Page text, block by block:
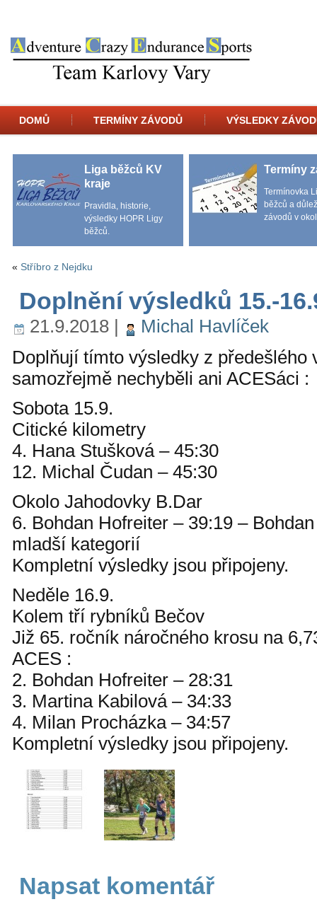
DOMŮ TERMÍNY ZÁVODŮ VÝSLEDKY
Liga běžců KV
kraje
Pravidla, historie,
výsledky HOPR Ligy
běžců.
Termíny
Termínovka
běžců a
závodů v
« Stříbro z Nejdku
Doplnění výsledků 15.-
21.9.2018 |
Michal Havlíček
Doplňují tímto výsledky z předešlého
samozřejmě nechyběli ani ACESáci :
Sobota 15.9.
Citické kilometry
4. Hana Stušková – 45:30
12. Michal Čudan – 45:30
Okolo Jahodovky B.Dar
6. Bohdan Hofreiter – 39:19 –
mladší kategorií
Kompletní výsledky jsou připojeny.
Neděle 16.9.
Kolem tří rybníků Bečov
Již 65. ročník náročného krosu na
ACES :
2. Bohdan Hofreiter – 28:31
3. Martina Kabilová – 34:33
4. Milan Procházka – 34:57
Kompletní výsledky jsou připojeny.
Napsat komentář